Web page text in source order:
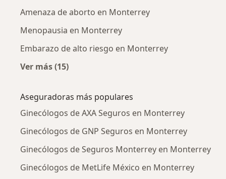
Amenaza de aborto en Monterrey
Menopausia en Monterrey
Embarazo de alto riesgo en Monterrey
Ver más (15)
Aseguradoras más populares
Ginecólogos de AXA Seguros en Monterrey
Ginecólogos de GNP Seguros en Monterrey
Ginecólogos de Seguros Monterrey en Monterrey
Ginecólogos de MetLife México en Monterrey